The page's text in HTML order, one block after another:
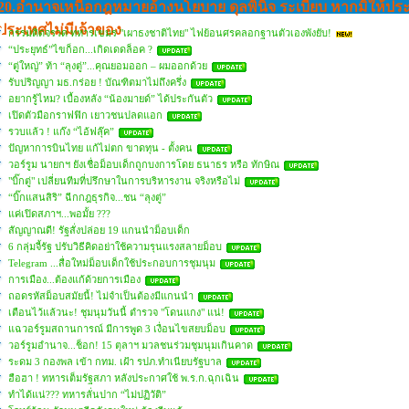
อํานาจเหนือกฎหมายอ้างนโยบาย ดุลพินิจ ระเบียบ หากมิให้ป
ระเทศไม่มีเจ้าของ
กรรมติดจรวด ทหารเขมร "เผาธงชาติไทย" ไฟย้อนศรคลอกฐานตัวเองพังยับ!
“ประยุทธ์”ไขก็อก...เกิดเดดล็อค ?
“ตู่ใหญ่” ท้า “ลุงตู่”...คุณยอมออก – ผมออกด้วย
รับปริญญา มธ.กร่อย ! บัณฑิตมาไม่ถึงครึ่ง
อยากรู้ไหม? เบื้องหลัง “น้องมายด์” ได้ประกันตัว
เปิดตัวมือกราฟฟิก เยาวชนปลดแอก
รวบแล้ว ! แก๊ง “ไอ้ฟลุ๊ค”
ปัญหาการบินไทย แก้ไม่ตก ขาดทุน - ตั้งคน
วอร์รูม นายกฯ ยังเชื่อม็อบเด็กถูกบงการโดย ธนาธร หรือ ทักษิณ
"บิ๊กตู่" เปลี่ยนทีมที่ปรึกษาในการบริหารงาน จริงหรือไม่
“บิ๊กแสนสิริ” ฉีกกฎธุรกิจ...ชน “ลุงตู่”
แค่เปิดสภาฯ...พอมั้ย ???
สัญญาณดี! รัฐสั่งปล่อย 19 แกนนำม็อบเด็ก
6 กลุ่มจี้รัฐ ปรับวิธีคิดอย่าใช้ความรุนแรงสลายม็อบ
Telegram ...สื่อใหม่ม็อบเด็กใช้ประกอบการชุมนุม
การเมือง...ต้องแก้ด้วยการเมือง
ถอดรหัสม็อบสมัยนี้! ไม่จำเป็นต้องมีแกนนำ
เตือนไว้แล้วนะ! ชุมนุมวันนี้ ตำรวจ "โดนแกง" แน่!
แฉวอร์รูมสถานการณ์ มีการพูด 3 เงื่อนไขสยบม็อบ
วอร์รูมอำนาจ...ช็อก! 15 ตุลาฯ มวลชนร่วมชุมนุมเกินคาด
ระดม 3 กองพล เข้า กทม. เฝ้า รปภ.ทำเนียบรัฐบาล
ฮือฮา ! ทหารเต็มรัฐสภา หลังประกาศใช้ พ.ร.ก.ฉุกเฉิน
ทำได้แน่??? ทหารลั่นปาก “ไม่ปฏิวัติ”